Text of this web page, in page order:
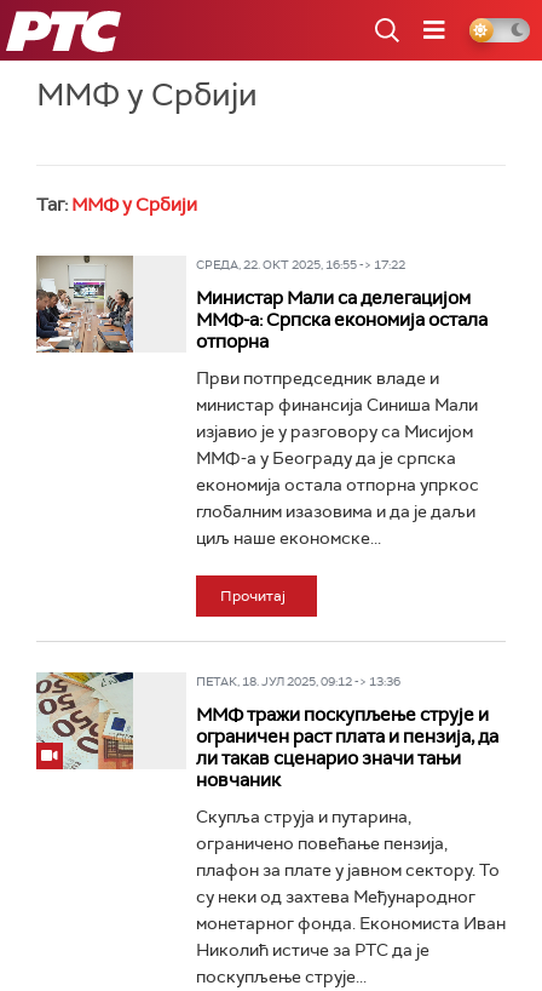
РТС
ММФ у Србији
Таг: ММФ у Србији
СРЕДА, 22. ОКТ 2025, 16:55 -> 17:22
Министар Мали са делегацијом
ММФ-а: Српска економија остала
отпорна
Први потпредседник владе и
министар финансија Синиша Мали
изјавио је у разговору са Мисијом
ММФ-а у Београду да је српска
економија остала отпорна упркос
глобалним изазовима и да је даљи
циљ наше економске...
Прочитај
ПЕТАК, 18. ЈУЛ 2025, 09:12 -> 13:36
ММФ тражи поскупљење струје и
ограничен раст плата и пензија, да
ли такав сценарио значи тањи
новчаник
Скупља струја и путарина,
ограничено повећање пензија,
плафон за плате у јавном сектору. То
су неки од захтева Међународног
монетарног фонда. Економиста Иван
Николић истиче за РТС да је
поскупљење струје...